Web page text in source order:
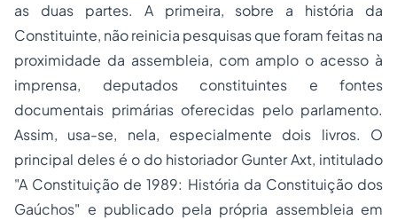
as duas partes. A primeira, sobre a história da
Constituinte, não reinicia pesquisas que foram feitas na
proximidade da assembleia, com amplo o acesso à
imprensa, deputados constituintes e fontes
documentais primárias oferecidas pelo parlamento.
Assim, usa-se, nela, especialmente dois livros. O
principal deles é o do historiador Gunter Axt, intitulado
"A Constituição de 1989: História da Constituição dos
Gaúchos" e publicado pela própria assembleia em